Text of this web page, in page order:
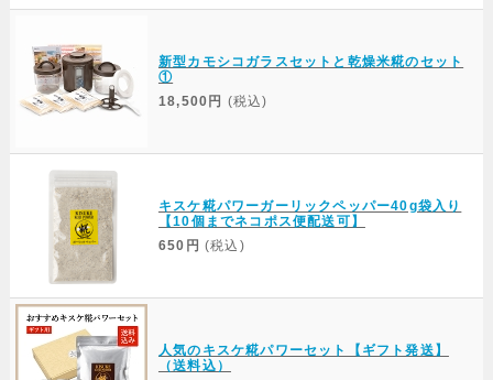
新型カモシコガラスセットと乾燥米糀のセット
①
18,500円 (税込)
キスケ糀パワーガーリックペッパー40g袋入り
【10個までネコポス便配送可】
650円 (税込)
人気のキスケ糀パワーセット【ギフト発送】
（送料込）